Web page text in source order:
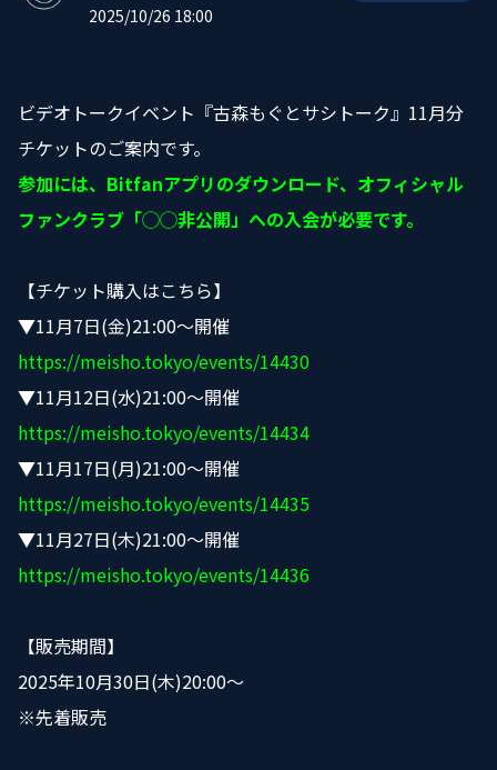
2025/10/26 18:00
ビデオトークイベント『古森もぐとサシトーク』11月分
チケットのご案内です。
参加には、Bitfanアプリのダウンロード、オフィシャル
ファンクラブ「◯◯非公開」への入会が必要です。
【チケット購入はこちら】
▼11月7日(金)21:00～開催
https://meisho.tokyo/events/14430
▼11月12日(水)21:00～開催
https://meisho.tokyo/events/14434
▼11月17日(月)21:00～開催
https://meisho.tokyo/events/14435
▼11月27日(木)21:00～開催
https://meisho.tokyo/events/14436
【販売期間】
2025年10月30日(木)20:00〜
※先着販売